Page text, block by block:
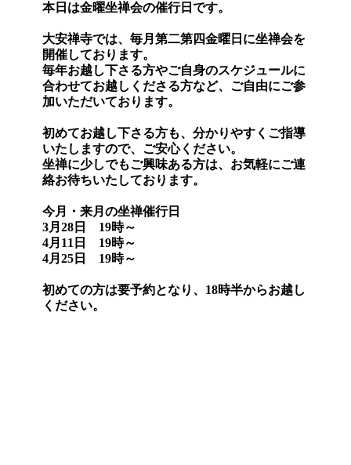
本日は金曜坐禅会の催行日です。
大安禅寺では、毎月第二第四金曜日に坐禅会を
開催しております。
毎年お越し下さる方やご自身のスケジュールに
合わせてお越しくださる方など、ご自由にご参
加いただいております。
初めてお越し下さる方も、分かりやすくご指導
いたしますので、ご安心ください。
坐禅に少しでもご興味ある方は、お気軽にご連
絡お待ちいたしております。
今月・来月の坐禅催行日
3月28日 19時～
4月11日 19時～
4月25日 19時～
初めての方は要予約となり、18時半からお越し
ください。